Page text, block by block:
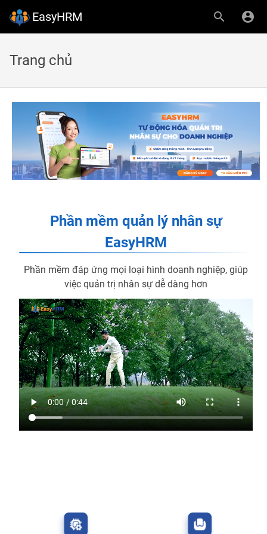
EasyHRM
Trang chủ
Phần mềm quản lý nhân sự
EasyHRM
Phần mềm đáp ứng mọi loại hình doanh nghiệp, giúp
việc quản trị nhân sự dễ dàng hơn